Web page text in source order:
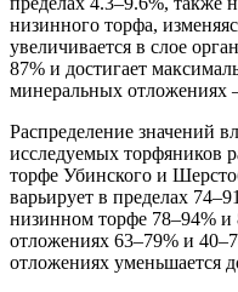
низинного торфа,
увеличивается в слое
87% и достигает
минеральных отложениях
Распределение значений
исследуемых торфяников
торфе Убинского и
варьирует в пределах
низинном торфе 78–94%
отложениях 63–79% и
отложениях уменьшается